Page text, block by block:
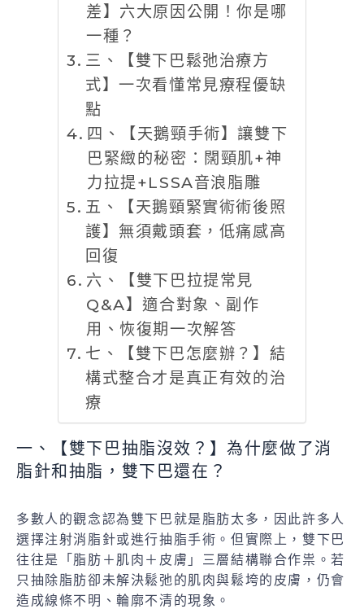
差】六大原因公開！你是哪
一種？
三、【雙下巴鬆弛治療方
式】一次看懂常見療程優缺
點
四、【天鵝頸手術】讓雙下
巴緊緻的秘密：闊頸肌+神
力拉提+LSSA音浪脂雕
五、【天鵝頸緊實術術後照
護】無須戴頭套，低痛感高
回復
六、【雙下巴拉提常見
Q&A】適合對象、副作
用、恢復期一次解答
七、【雙下巴怎麼辦？】結
構式整合才是真正有效的治
療
一、【雙下巴抽脂沒效？】為什麼做了消
脂針和抽脂，雙下巴還在？
多數人的觀念認為雙下巴就是脂肪太多，因此許多人
選擇注射消脂針或進行抽脂手術。但實際上，雙下巴
往往是「脂肪＋肌肉＋皮膚」三層結構聯合作祟。若
只抽除脂肪卻未解決鬆弛的肌肉與鬆垮的皮膚，仍會
造成線條不明、輪廓不清的現象。